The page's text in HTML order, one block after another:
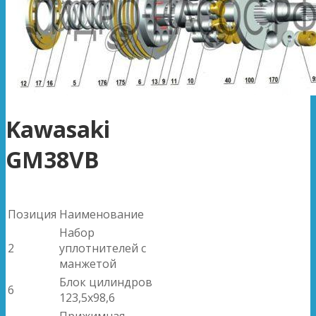
Kawasaki
GM38VB
Позиция Наименование
2
Набор
уплотнителей с
манжетой
6
Блок цилиндров
123,5x98,6